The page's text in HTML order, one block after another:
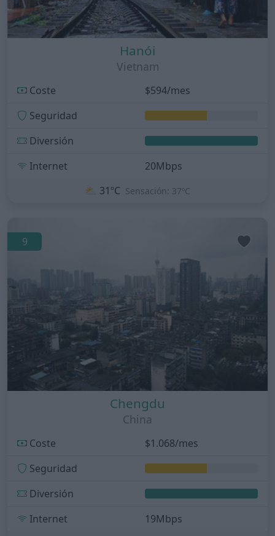
Hanói
Vietnam
Coste
$594/mes
Seguridad
Diversión
Internet
20Mbps
⛅ 31ºC Sensación: 37ºC
9
Chengdu
China
Coste
$1.068/mes
Seguridad
Diversión
Internet
19Mbps